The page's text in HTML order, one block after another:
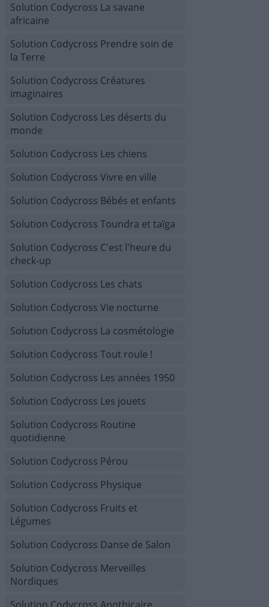
Solution Codycross La savane
africaine
Solution Codycross Prendre soin de
la Terre
Solution Codycross Créatures
imaginaires
Solution Codycross Les déserts du
monde
Solution Codycross Les chiens
Solution Codycross Vivre en ville
Solution Codycross Bébés et enfants
Solution Codycross Toundra et taïga
Solution Codycross C'est l'heure du
check-up
Solution Codycross Les chats
Solution Codycross Vie nocturne
Solution Codycross La cosmétologie
Solution Codycross Tout roule !
Solution Codycross Les années 1950
Solution Codycross Les jouets
Solution Codycross Routine
quotidienne
Solution Codycross Pérou
Solution Codycross Physique
Solution Codycross Fruits et
Légumes
Solution Codycross Danse de Salon
Solution Codycross Merveilles
Nordiques